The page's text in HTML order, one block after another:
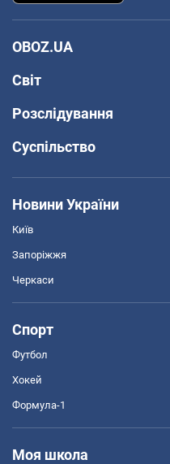
OBOZ.UA
Світ
Розслідування
Суспільство
Новини України
Київ
Запоріжжя
Черкаси
Спорт
Футбол
Хокей
Формула-1
Моя школа